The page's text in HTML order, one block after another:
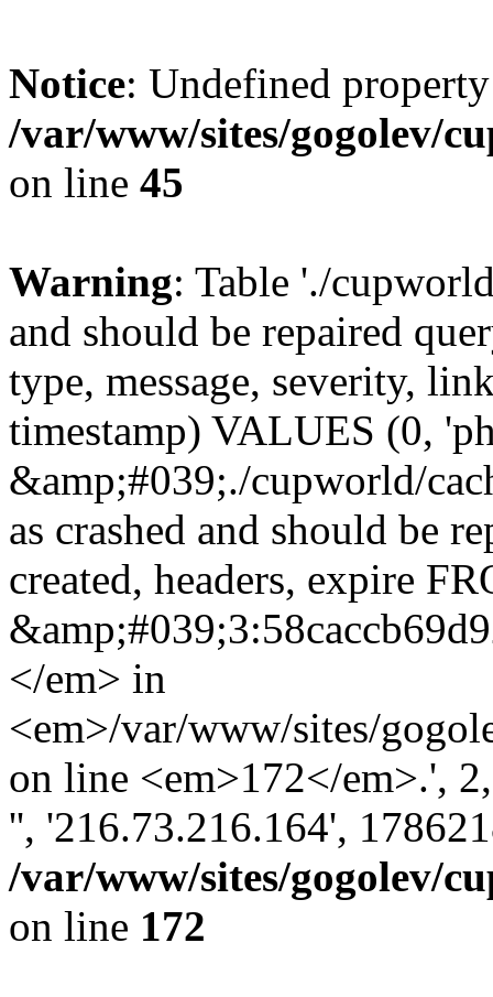
Notice: Undefined
/var/www/sites/gogolev/
on line 45
Warning: Table './
and should be repaired
type, message, severity,
timestamp) VALUES (0,
&amp;#039;./cupworld/
as crashed and should be
created, headers, expire
</em> in
<em>/var/www/sites/
on line <em>172</em>.',
'', '216.73.216.164',
/var/www/sites/gogolev/
on line 172